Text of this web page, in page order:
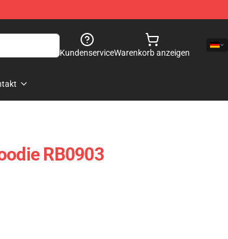
KundenserviceWarenkorb anzeigen
RB0903